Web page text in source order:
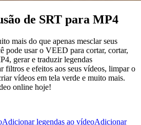
de SRT para MP4
mais do que apenas mesclar seus
pode usar o VEED para cortar, cortar,
gerar e traduzir legendas
filtros e efeitos aos seus vídeos, limpar o
vídeos em tela verde e muito mais.
online hoje!
Adicionar legendas ao vídeoAdicionar